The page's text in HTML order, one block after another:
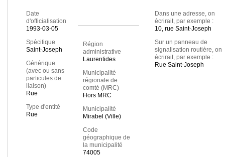
Date
d'officialisation
1993-03-05
Spécifique
Saint-Joseph
Générique
(avec ou sans
particules de
liaison)
Rue
Type d'entité
Rue
Région
administrative
Laurentides
Municipalité
régionale de
comté (MRC)
Hors MRC
Municipalité
Mirabel (Ville)
Code
géographique de
la municipalité
74005
Dans une adresse, on
écrirait, par exemple :
10, rue Saint-Joseph
Sur un panneau de
signalisation routière, on
écrirait, par exemple :
Rue Saint-Joseph